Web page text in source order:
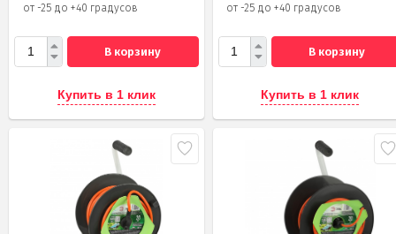
от -25 до +40 градусов
В корзину
Купить в 1 клик
от -25 до +40 градусов
В корзину
Купить в 1 клик